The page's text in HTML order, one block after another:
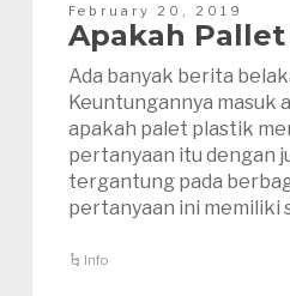
February 20, 2019
Apakah
Ada banyak berita
Keuntungannya masuk
apakah palet plastik
pertanyaan itu dengan
tergantung pada
pertanyaan ini memiliki
Info